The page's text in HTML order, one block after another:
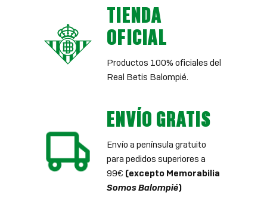
TIENDA
OFICIAL
Productos 100% oficiales del
Real Betis Balompié.
ENVÍO GRATIS
Envío a península gratuito
para pedidos superiores a
99€ (excepto Memorabilia
Somos Balompié)